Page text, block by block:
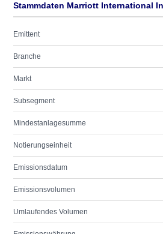
Stammdaten Marriott International
Emittent
Branche
Markt
Subsegment
Mindestanlagesumme
Notierungseinheit
Emissionsdatum
Emissionsvolumen
Umlaufendes Volumen